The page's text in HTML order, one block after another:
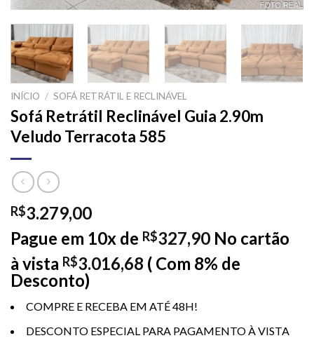
INÍCIO / SOFÁ RETRÁTIL E RECLINÁVEL
Sofá Retrátil Reclinável Guia 2.90m
Veludo Terracota 585
R$3.279,00
Pague em 10x de R$327,90 No cartão
à vista R$3.016,68 ( Com 8% de
Desconto)
COMPRE E RECEBA EM ATÉ 48H!
DESCONTO ESPECIAL PARA PAGAMENTO À VISTA